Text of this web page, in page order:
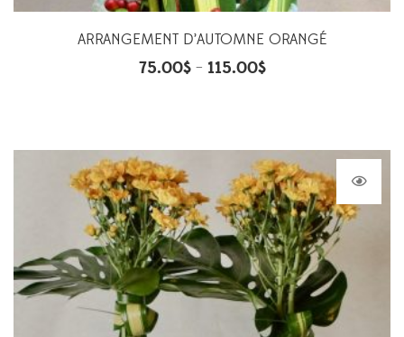
ARRANGEMENT D’AUTOMNE ORANGÉ
75.00$– 115.00$